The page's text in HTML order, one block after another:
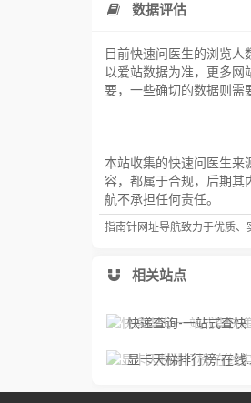
数据评估
目前快速问医生的浏览
以爱站数据为准，更多
要，一些确切的数据则需
本站收集的快速问医生来
容，都属于合规，后期其
航不承担任何责任。
指南针网址导航致力于优质、
相关站点
快递查询-一站式查快递、寄快递信息服务平台
显卡天梯排行榜-在线实时最新显卡天梯图、CPU天梯图